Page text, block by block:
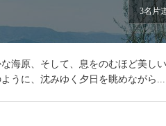
3名片
海原、そして、息をのむほど美し
うに、沈みゆく夕日を眺めながら...